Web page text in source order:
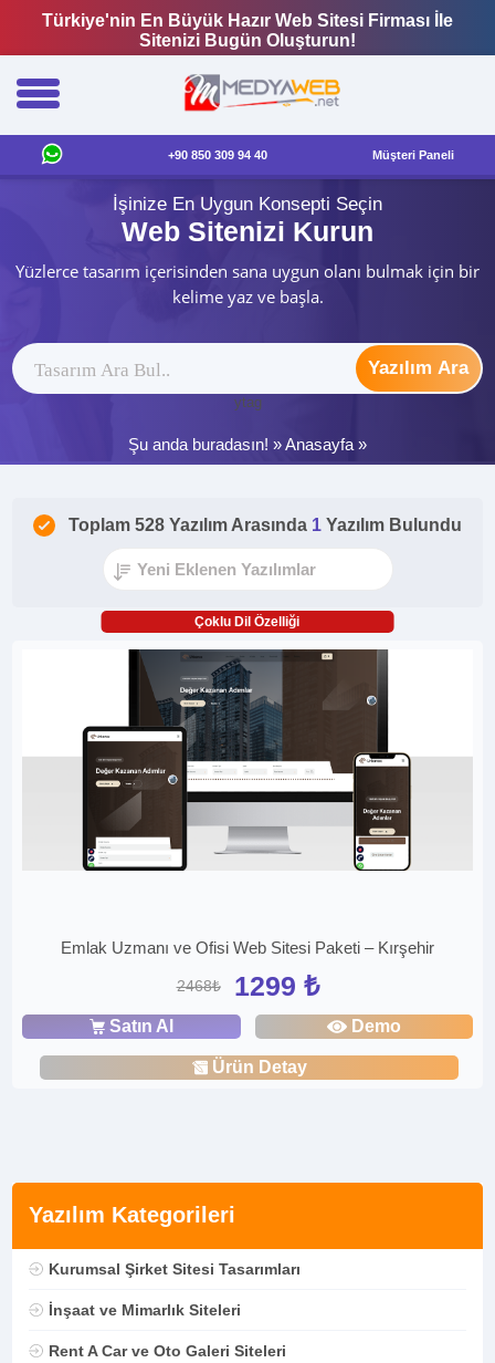
Türkiye'nin En Büyük Hazır Web Sitesi Firması İle
Sitenizi Bugün Oluşturun!
+90 850 309 94 40 Müşteri Paneli
İşinize En Uygun Konsepti Seçin
Web Sitenizi Kurun
Yüzlerce tasarım içerisinden sana uygun olanı bulmak için bir
kelime yaz ve başla.
Yazılım Ara
ytag
Şu anda buradasın! »Anasayfa »
Yazılım Kategorileri
Kurumsal Şirket Sitesi Tasarımları
İnşaat ve Mimarlık Siteleri
Rent A Car ve Oto Galeri Siteleri
Toplam 528 Yazılım Arasında 1 Yazılım Bulundu
Çoklu Dil Özelliği
Emlak Uzmanı ve Ofisi Web Sitesi Paketi – Kırşehir
2468₺ 1299 ₺
Satın Al Demo
Ürün Detay